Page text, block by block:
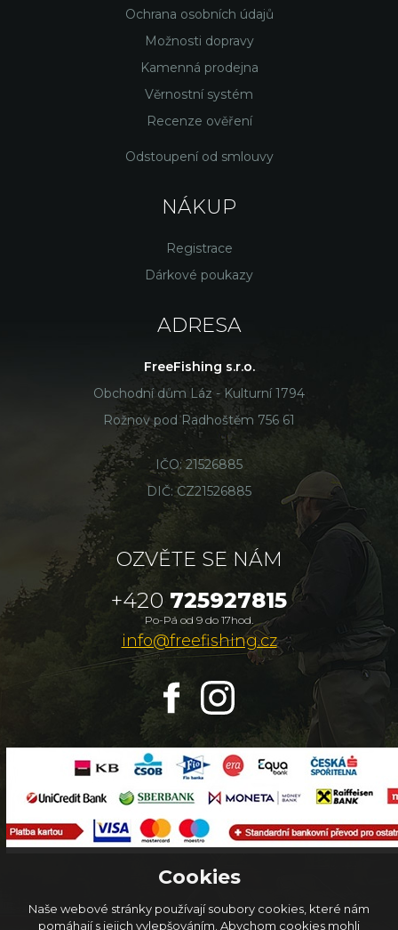
Ochrana osobních údajů
Možnosti dopravy
Kamenná prodejna
Věrnostní systém
Recenze ověření
Odstoupení od smlouvy
NÁKUP
Registrace
Dárkové poukazy
ADRESA
FreeFishing s.r.o.
Obchodní dům Láz - Kulturní 1794
Rožnov pod Radhoštěm 756 61
IČO: 21526885
DIČ: CZ21526885
OZVĚTE SE NÁM
+420 725927815
Po-Pá od 9 do 17hod.
info@freefishing.cz
Cookies
Naše webové stránky používají soubory cookies, které nám
pomáhají s jejich vylepšováním. Abychom cookies mohli